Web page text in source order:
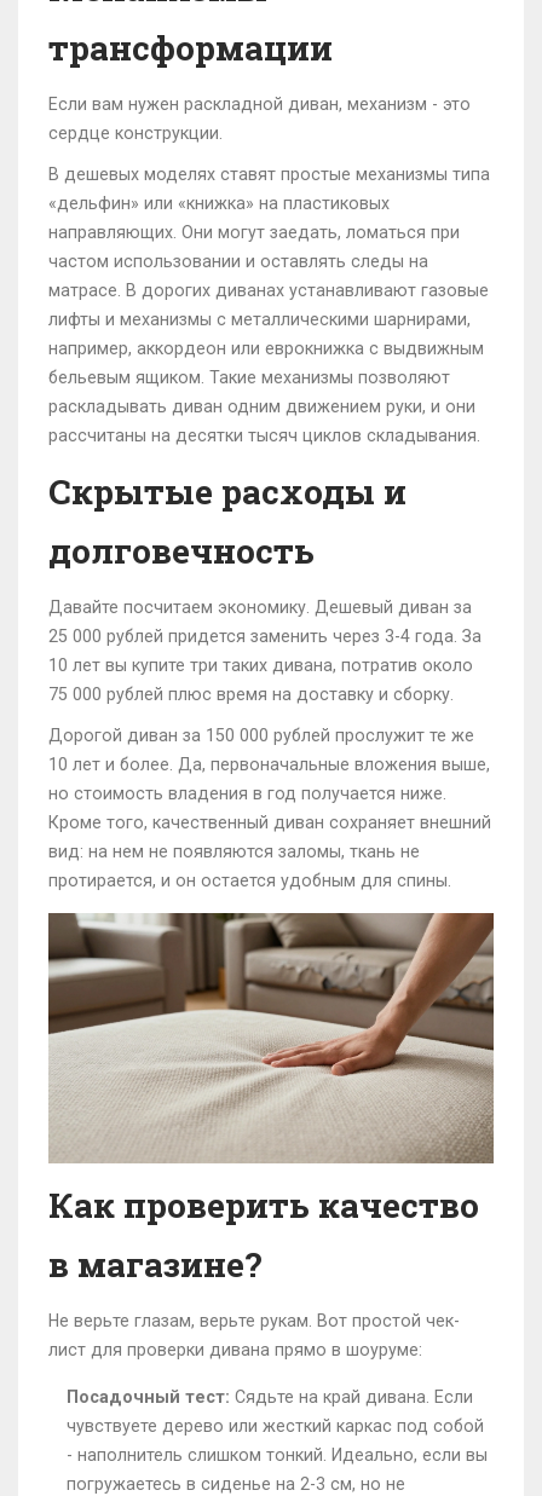
трансформации
Если вам нужен раскладной диван, механизм - это
сердце конструкции.
В дешевых моделях ставят простые механизмы типа
«дельфин» или «книжка» на пластиковых
направляющих. Они могут заедать, ломаться при
частом использовании и оставлять следы на
матрасе. В дорогих диванах устанавливают газовые
лифты и механизмы с металлическими шарнирами,
например, аккордеон или еврокнижка с выдвижным
бельевым ящиком. Такие механизмы позволяют
раскладывать диван одним движением руки, и они
рассчитаны на десятки тысяч циклов складывания.
Скрытые расходы и
долговечность
Давайте посчитаем экономику. Дешевый диван за
25 000 рублей придется заменить через 3-4 года. За
10 лет вы купите три таких дивана, потратив около
75 000 рублей плюс время на доставку и сборку.
Дорогой диван за 150 000 рублей прослужит те же
10 лет и более. Да, первоначальные вложения выше,
но стоимость владения в год получается ниже.
Кроме того, качественный диван сохраняет внешний
вид: на нем не появляются заломы, ткань не
протирается, и он остается удобным для спины.
Как проверить качество
в магазине?
Не верьте глазам, верьте рукам. Вот простой чек-
лист для проверки дивана прямо в шоуруме:
Посадочный тест: Сядьте на край дивана. Если
чувствуете дерево или жесткий каркас под собой
- наполнитель слишком тонкий. Идеально, если вы
погружаетесь в сиденье на 2-3 см, но не